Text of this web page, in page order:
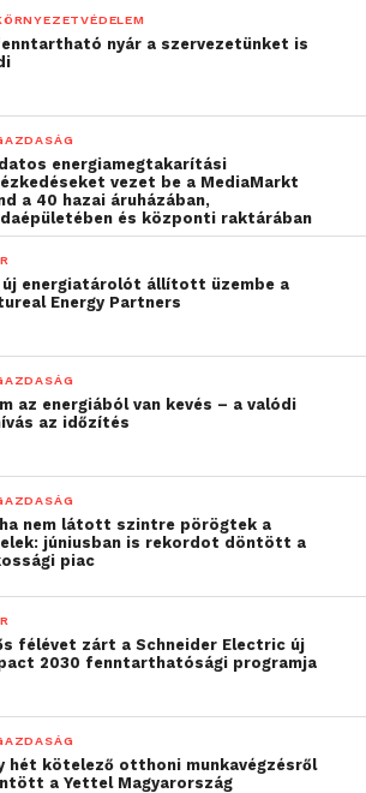
szükséges
és készségek
három éven
miatt
HR-szolgáltatójának első embere
igaz, hogy az AI szerepe
de ez társadalmi
lesz.
nyár a szervezetünket is
energiamegtakarítási
vezet be a MediaMarkt
a 40 hazai áruházában,
és központi raktárában
új energiatárolót állított üzembe a
Energy Partners
az energiából van kevés – a valódi
az időzítés
nem látott szintre pörögtek a
júniusban is rekordot döntött a
piac
félévet zárt a Schneider Electric új
2030 fenntarthatósági programja
hét kötelező otthoni munkavégzésről
a Yettel Magyarország